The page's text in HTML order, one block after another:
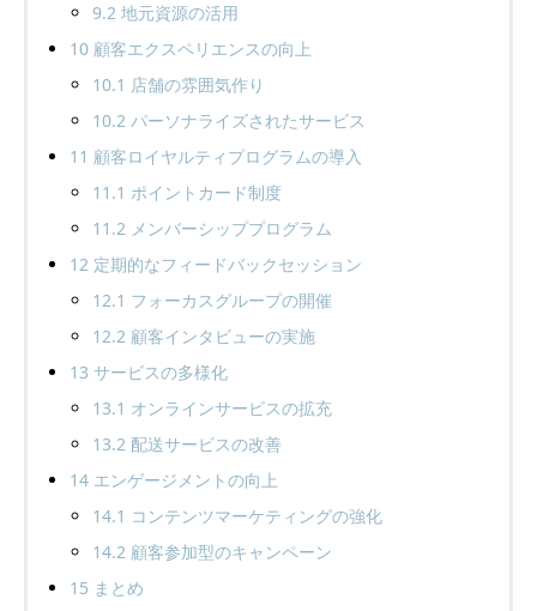
9.2地元資源の活用
10 顧客エクスペリエンスの向上
10.1 店舗の雰囲気作り
10.2パーソナライズされたサービス
11 顧客ロイヤルティプログラムの導入
11.1 ポイントカード制度
11.2メンバーシッププログラム
12 定期的なフィードバックセッション
12.1 フォーカスグループの開催
12.2顧客インタビューの実施
13 サービスの多様化
13.1 オンラインサービスの拡充
13.2配送サービスの改善
14 エンゲージメントの向上
14.1 コンテンツマーケティングの強化
14.2顧客参加型のキャンペーン
15 まとめ